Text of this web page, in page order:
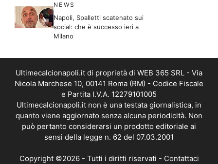
NEWS
Napoli, Spalletti scatenato sui
social: che è successo ieri a
Milano
Ultimecalcionapoli.it di proprietà di WEB 365 SRL - Via
Nicola Marchese 10, 00141 Roma (RM) - Codice Fiscale
e Partita I.V.A. 12279101005
Ultimecalcionapoli.it non è una testata giornalistica, in
quanto viene aggiornato senza alcuna periodicità. Non
può pertanto considerarsi un prodotto editoriale ai
sensi della legge n. 62 del 07.03.2001
Copyright ©2026 - Tutti i diritti riservati - Contattaci